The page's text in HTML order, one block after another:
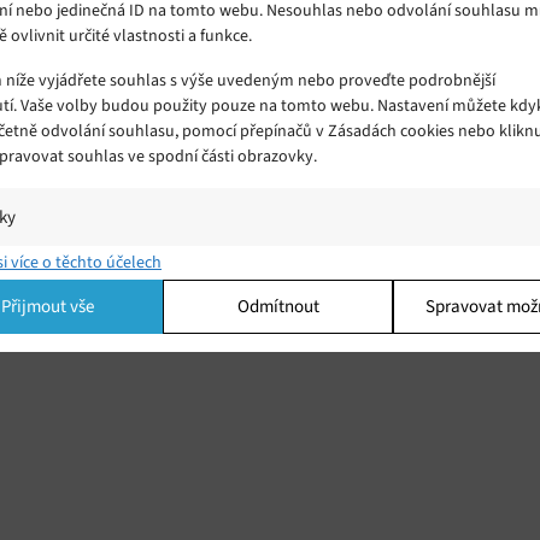
nebo jedinečná ID na tomto webu. Nesouhlas nebo odvolání souhlasu
ovlivnit určité vlastnosti a funkce.
vyjádřete souhlas s výše uvedeným nebo proveďte podrobnější
Vaše volby budou použity pouze na tomto webu. Nastavení můžete
odvolání souhlasu, pomocí přepínačů v Zásadách cookies nebo
souhlas ve spodní části obrazovky.
a/nebo přístup k informacím v zařízení, Porozumění publiku
kombinací údajů z různých zdrojů.
více o těchto účelech
Přijmout vše Odmítnout Spravovat